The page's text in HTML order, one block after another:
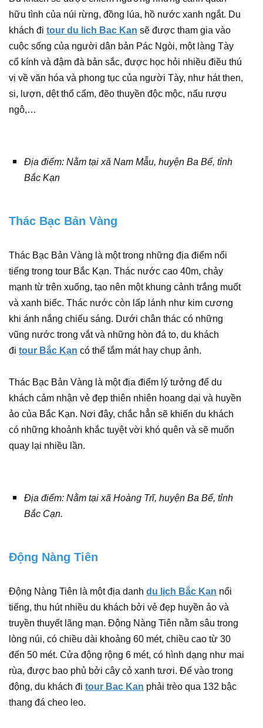
hữu tình của núi rừng, đồng lúa, hồ nước xanh ngắt. Du
khách đi tour du lich Bac Kan sẽ được tham gia vào
cuộc sống của người dân bản Pác Ngòi, một làng Tày
cổ kính và đậm đà bản sắc, được học hỏi nhiều điều thú
vị về văn hóa và phong tục của người Tày, như hát then,
si, lượn, dệt thổ cẩm, đẽo thuyền độc mộc, nấu rượu
ngô,…
Địa điểm: Nằm tại xã Nam Mẫu, huyện Ba Bể, tỉnh
Bắc Kạn
Thác Bạc Bản Vàng
Thác Bạc Bản Vàng là một trong những địa điểm nổi
tiếng trong tour Bắc Kạn. Thác nước cao 40m, chảy
mạnh từ trên xuống, tạo nên một khung cảnh trắng muốt
và xanh biếc. Thác nước còn lấp lánh như kim cương
khi ánh nắng chiếu sáng. Dưới chân thác có những
vũng nước trong vắt và những hòn đá to, du khách
đi tour Bắc Kạn có thể tắm mát hay chụp ảnh.
Thác Bạc Bản Vàng là một địa điểm lý tưởng để du
khách cảm nhận vẻ đẹp thiên nhiên hoang dại và huyền
ảo của Bắc Kạn. Nơi đây, chắc hẳn sẽ khiến du khách
có những khoảnh khắc tuyệt vời khó quên và sẽ muốn
quay lại nhiều lần.
Địa điểm: Nằm tại xã Hoàng Trĩ, huyện Ba Bể, tỉnh
Bắc Cạn.
Động Nàng Tiên
Động Nàng Tiên là một địa danh du lịch Bắc Kạn nổi
tiếng, thu hút nhiều du khách bởi vẻ đẹp huyền ảo và
truyền thuyết lãng mạn. Động Nàng Tiên nằm sâu trong
lòng núi, có chiều dài khoảng 60 mét, chiều cao từ 30
đến 50 mét. Cửa động rộng 6 mét, có hình dạng như mai
rùa, được bao phủ bởi cây cỏ xanh tươi. Để vào trong
động, du khách đi tour Bac Kan phải trèo qua 132 bậc
thang đá cheo leo.